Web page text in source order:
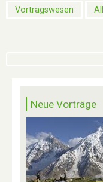
Vortragswesen
Neue Vorträge